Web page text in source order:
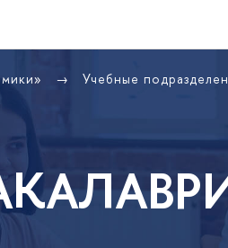
Учебные